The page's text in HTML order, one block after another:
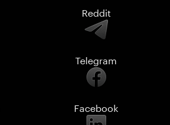
Reddit
Telegram
Facebook